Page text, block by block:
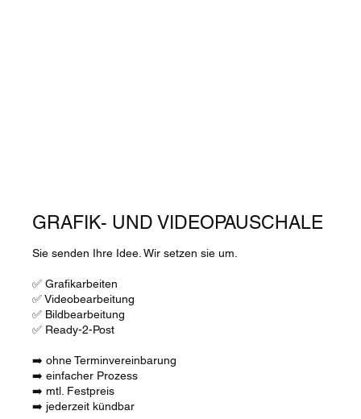
GRAFIK- UND VIDEOPAUSCHALE
Sie senden Ihre Idee. Wir setzen sie um.
✅ Grafikarbeiten
✅ Videobearbeitung
✅ Bildbearbeitung
✅ Ready-2-Post
➡️ ohne Terminvereinbarung
➡️ einfacher Prozess
➡️ mtl. Festpreis
➡️ jederzeit kündbar